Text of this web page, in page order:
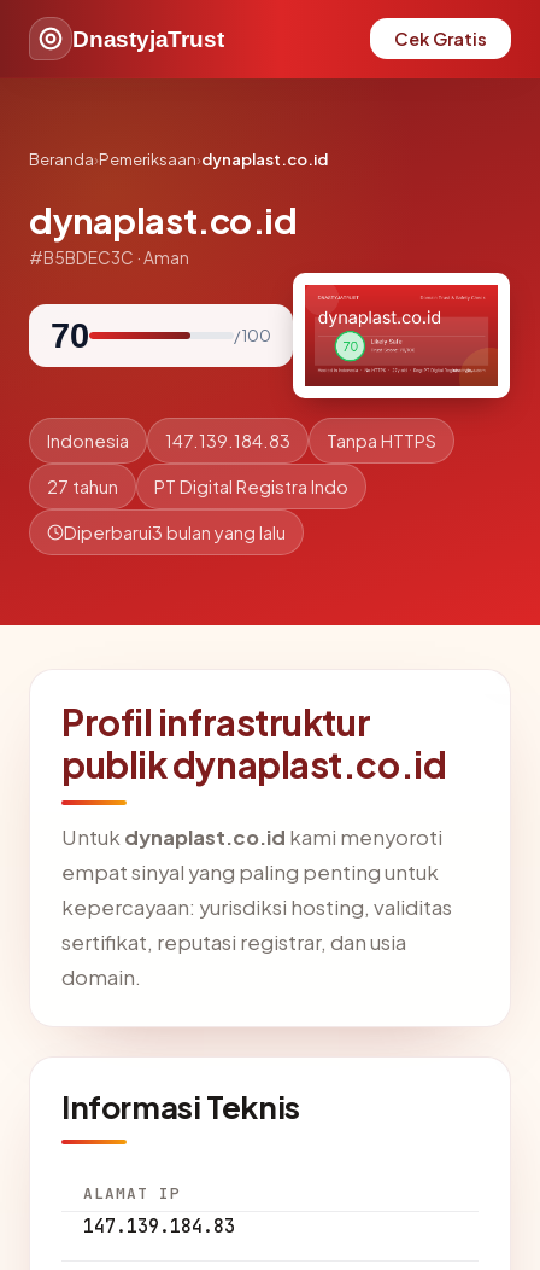
DnastyjaTrust Cek Gratis
Beranda›Pemeriksaan›dynaplast.co.id
dynaplast.co.id
#B5BDEC3C · Aman
70 / 100
Indonesia 147.139.184.83 Tanpa HTTPS
27 tahun PT Digital Registra Indo
Diperbarui3 bulan yang lalu
Profil infrastruktur
publik dynaplast.co.id
Untuk dynaplast.co.id kami menyoroti
empat sinyal yang paling penting untuk
kepercayaan: yurisdiksi hosting, validitas
sertifikat, reputasi registrar, dan usia
domain.
Informasi Teknis
ALAMAT IP
147.139.184.83